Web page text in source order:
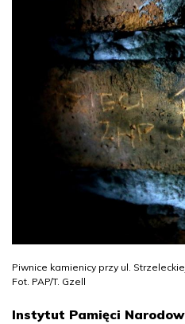
Piwnice kamienicy przy ul.
Fot. PAP/T. Gzell
Instytut Pamięci